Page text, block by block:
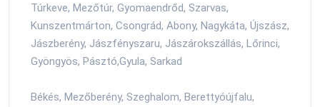
Túrkeve, Mezőtúr, Gyomaendrőd, Szarvas,
Kunszentmárton, Csongrád, Abony, Nagykáta, Újszász,
Jászberény, Jászfényszaru, Jászárokszállás, Lőrinci,
Gyöngyös, Pásztó,Gyula, Sarkad
Békés, Mezőberény, Szeghalom, Berettyóújfalu,